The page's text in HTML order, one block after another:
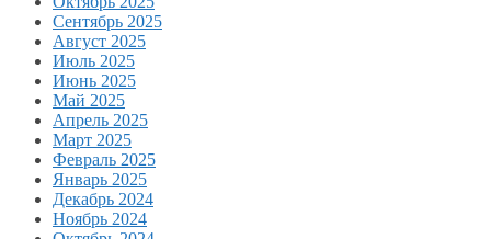
Сентябрь 2025
Август 2025
Июль 2025
Июнь 2025
Май 2025
Апрель 2025
Март 2025
Февраль 2025
Январь 2025
Декабрь 2024
Ноябрь 2024